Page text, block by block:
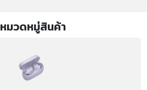
หมวดหมู่สินค้า